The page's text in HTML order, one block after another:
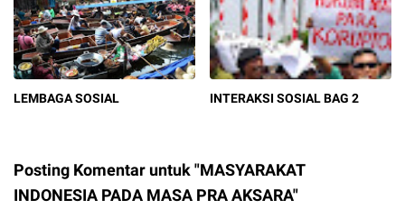
LEMBAGA SOSIAL INTERAKSI SOSIAL BAG 2
Posting Komentar untuk "MASYARAKAT
INDONESIA PADA MASA PRA AKSARA"